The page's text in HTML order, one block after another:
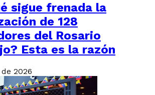
sigue frenada la
de 128
del Rosario
Esta es la razón
2026